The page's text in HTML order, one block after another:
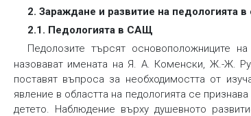
2. Зараждане и развитие на педологията в
2.1. Педологията в САЩ
Педолозите търсят основоположниците
назовават имената на Я. А. Коменски, Ж.-Ж.
поставят въпроса за необходимостта от
явление в областта на педологията се
детето. Наблюдение върху душевното